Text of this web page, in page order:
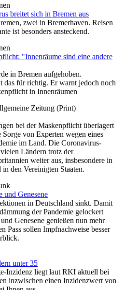
breitet sich in Bremen aus
zwei in Bremerhaven. Reisen
ist besonders ansteckend.
"Innenräume sind eine andere
in Bremen aufgehoben.
das für richtig. Er warnt jedoch noch
in Innenräumen
Zeitung (Print)
bei der Maskenpflicht überlagert
von Experten wegen eines
im Land. Die Coronavirus-
Ländern trotz der
weiter aus, insbesondere in
den Vereinigten Staaten.
und Genesene
in Deutschland sinkt. Damit
der Pandemie gelockert
Genesene genießen nun mehr
Pass sollen Impfnachweise besser
unter 35
Inzidenz liegt laut RKI aktuell bei
inzwischen einen Inzidenzwert von